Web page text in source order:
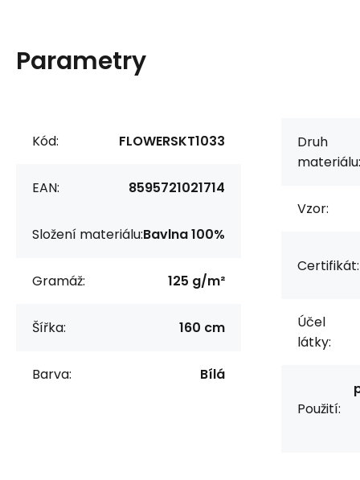
Parametry
Kód: FLOWERSKT1033
EAN: 8595721021714
Složení materiálu:Bavlna 100%
Gramáž: 125 g/m²
Šířka: 160 cm
Barva: Bílá
Druh
materiálu:
Vzor:
Certifikát:
Účel
látky:
Použití: